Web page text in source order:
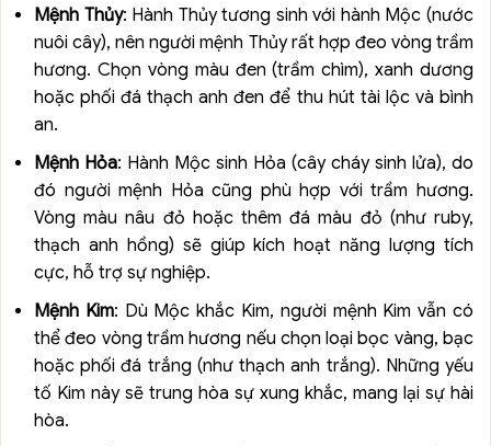
Mệnh Thủy: Hành Thủy tương sinh với hành Mộc (nước
nuôi cây), nên người mệnh Thủy rất hợp đeo vòng trầm
hương. Chọn vòng màu đen (trầm chìm), xanh dương
hoặc phối đá thạch anh đen để thu hút tài lộc và bình
an.
Mệnh Hỏa: Hành Mộc sinh Hỏa (cây cháy sinh lửa), do
đó người mệnh Hỏa cũng phù hợp với trầm hương.
Vòng màu nâu đỏ hoặc thêm đá màu đỏ (như ruby,
thạch anh hồng) sẽ giúp kích hoạt năng lượng tích
cực, hỗ trợ sự nghiệp.
Mệnh Kim: Dù Mộc khắc Kim, người mệnh Kim vẫn có
thể đeo vòng trầm hương nếu chọn loại bọc vàng, bạc
hoặc phối đá trắng (như thạch anh trắng). Những yếu
tố Kim này sẽ trung hòa sự xung khắc, mang lại sự hài
hòa.